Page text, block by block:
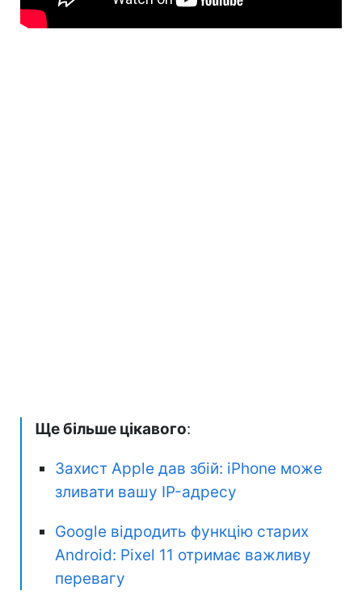
Ще більше цікавого:
Захист Apple дав збій: iPhone може
зливати вашу IP-адресу
Google відродить функцію старих
Android: Pixel 11 отримає важливу
перевагу